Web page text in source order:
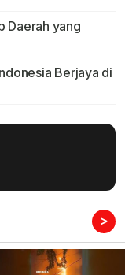
Daerah yang
Berjaya di
>